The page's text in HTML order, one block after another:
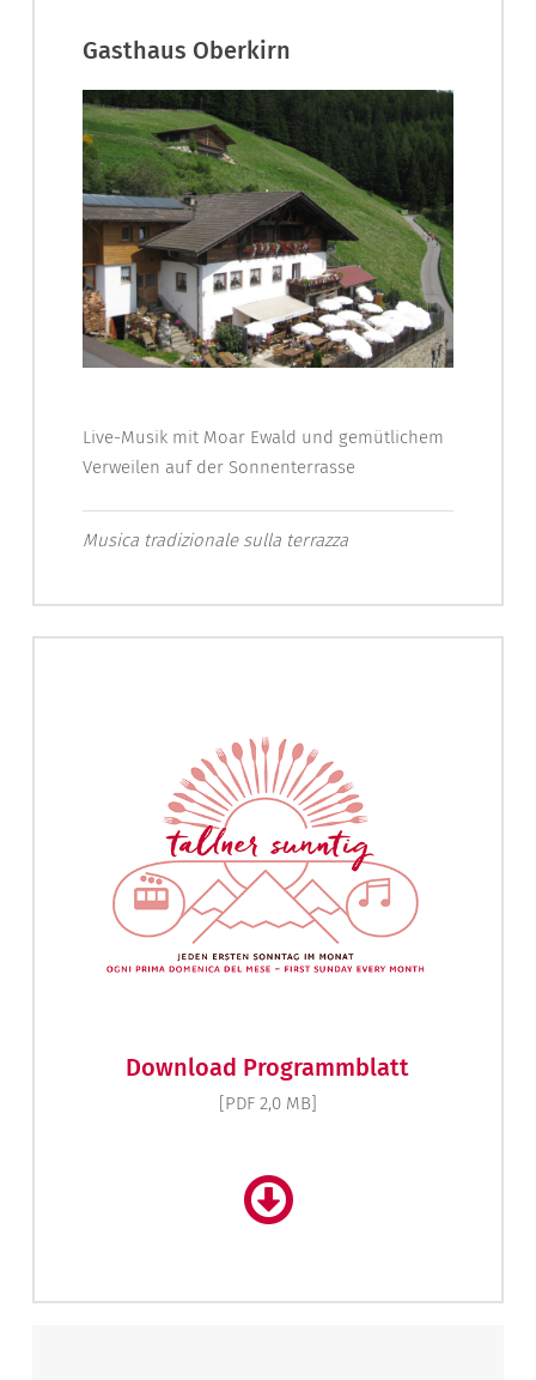
Gasthaus Oberkirn
Live-Musik mit Moar Ewald und gemütlichem
Verweilen auf der Sonnenterrasse
Musica tradizionale sulla terrazza
Download Programmblatt
[PDF 2,0 MB]